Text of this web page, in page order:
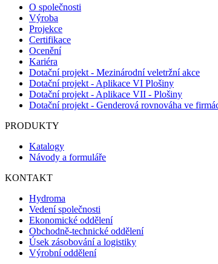
O společnosti
Výroba
Projekce
Certifikace
Ocenění
Kariéra
Dotační projekt - Mezinárodní veletržní akce
Dotační projekt - Aplikace VI Plošiny
Dotační projekt - Aplikace VII - Plošiny
Dotační projekt - Genderová rovnováha ve
PRODUKTY
Katalogy
Návody a formuláře
KONTAKT
Hydroma
Vedení společnosti
Ekonomické oddělení
Obchodně-technické oddělení
Úsek zásobování a logistiky
Výrobní oddělení